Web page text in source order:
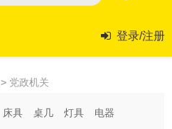
登录/注册
> 党政机关
床具 桌几 灯具 电器